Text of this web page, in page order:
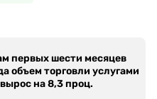
первых шести месяцев
объем торговли услугами
на 8,3 проц.